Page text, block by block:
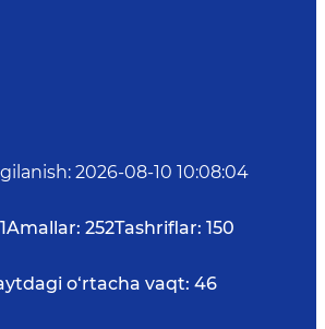
: 2026-08-10 10:08:04
1Amallar: 252Tashriflar: 150
o‘rtacha vaqt: 46